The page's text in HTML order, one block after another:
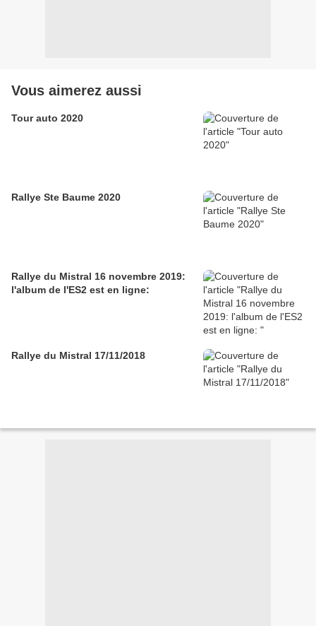
Vous aimerez aussi
Tour auto 2020
Rallye Ste Baume 2020
Rallye du Mistral 16 novembre 2019:
l'album de l'ES2 est en ligne:
Rallye du Mistral 17/11/2018